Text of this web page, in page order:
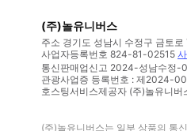
(주)놀유니버스
주소 경기도 성남시 수정구 금토
사업자등록번호 824-81-02515
통신판매업신고 2024-성남수정-
관광사업증 등록번호 : 제2024-
호스팅서비스제공자 (주)놀유니버
(주)놀유니버스는 일부 상품의 통